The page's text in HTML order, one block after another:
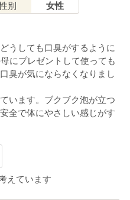
別 女性
うしても口臭がするように
にプレゼントして使っても
臭が気にならなくなりまし
います。ブクブク泡が立つ
全で体にやさしい感じがす
えています